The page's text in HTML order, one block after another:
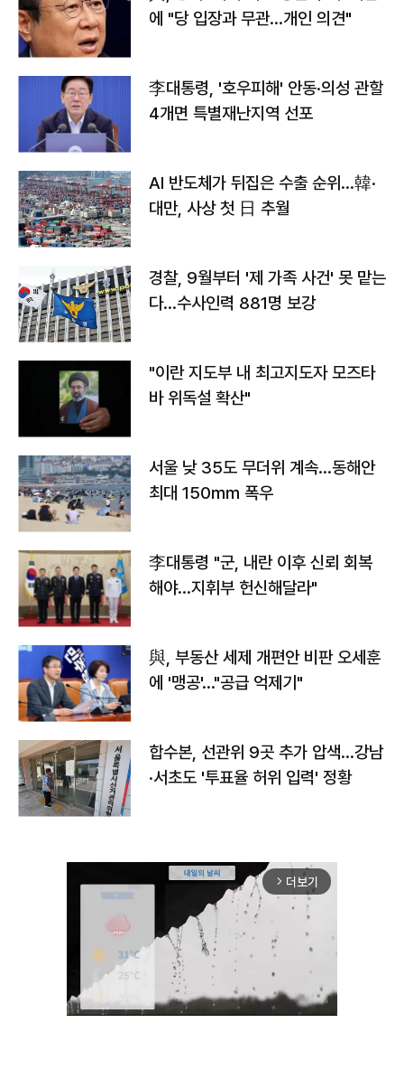
에 "당 입장과 무관…개인 의견"
李대통령, '호우피해' 안동·의성 관할
4개면 특별재난지역 선포
AI 반도체가 뒤집은 수출 순위…韓·
대만, 사상 첫 日 추월
경찰, 9월부터 '제 가족 사건' 못 맡는
다…수사인력 881명 보강
"이란 지도부 내 최고지도자 모즈타
바 위독설 확산"
서울 낮 35도 무더위 계속…동해안
최대 150㎜ 폭우
李대통령 "군, 내란 이후 신뢰 회복
해야…지휘부 헌신해달라"
與, 부동산 세제 개편안 비판 오세훈
에 '맹공'…"공급 억제기"
합수본, 선관위 9곳 추가 압색…강남
·서초도 '투표율 허위 입력' 정황
arrow_forward_ios 더보기